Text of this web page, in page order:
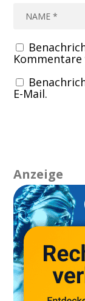
Kommentare
E-Mail.
Anzeige